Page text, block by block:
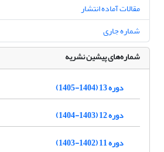
مقالات آماده انتشار
شماره جاری
شماره‌های پیشین نشریه
دوره 13 (1404-1405)
دوره 12 (1403-1404)
دوره 11 (1402-1403)